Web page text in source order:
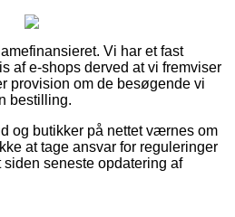
Vi har et fast
af e-shops derved at vi fremviser
provision om de besøgende vi
bestilling.
og butikker på nettet værnes om
at tage ansvar for reguleringer
seneste opdatering af